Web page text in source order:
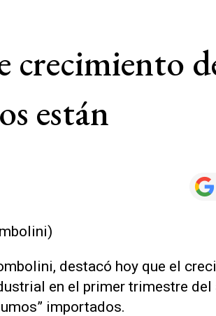
crecimiento
están
destacó hoy que el
en el primer trimestre del
importados.